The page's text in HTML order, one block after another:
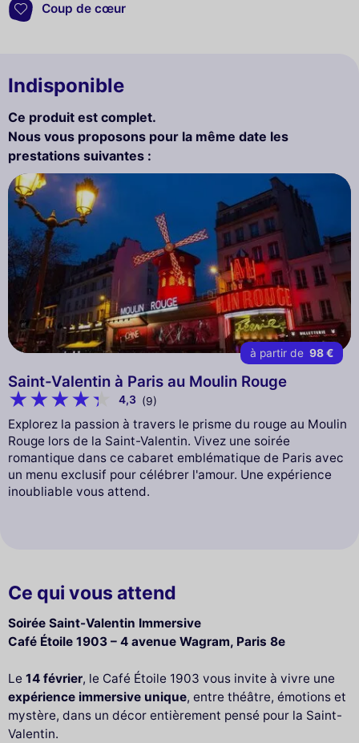
Coup de cœur
Indisponible
Ce produit est complet.
Nous vous proposons pour la même date les
prestations suivantes :
à partir de 98 €
Saint-Valentin à Paris au Moulin Rouge
4,3 (9)
Explorez la passion à travers le prisme du rouge au Moulin
Rouge lors de la Saint-Valentin. Vivez une soirée
romantique dans ce cabaret emblématique de Paris avec
un menu exclusif pour célébrer l'amour. Une expérience
inoubliable vous attend.
Ce qui vous attend
Soirée Saint-Valentin Immersive
Café Étoile 1903 – 4 avenue Wagram, Paris 8e
Le 14 février, le Café Étoile 1903 vous invite à vivre une
expérience immersive unique, entre théâtre, émotions et
mystère, dans un décor entièrement pensé pour la Saint-
Valentin.